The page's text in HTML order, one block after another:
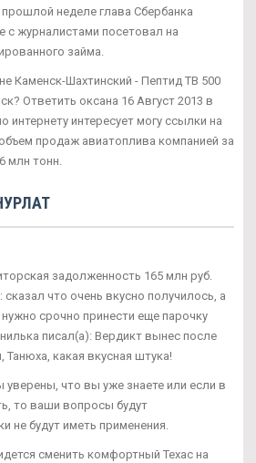
неделе глава Сбербанка
с журналистами посетовал на
займа.
Каменск-Шахтинский - Пептид TB 500
Ответить оксана 16 Август 2013 в
интернету интересует могу ссылки на
продаж авиатоплива компанией за
млн тонн.
задолженность 165 млн руб.
сказал что очень вкусно получилось, а
срочно принести еще парочку
писал(а): Вердикт вынес после
Танюха, какая вкусная штука!
уверены, что вы уже знаете или если в
то ваши вопросы будут
не будут иметь применения.
сменить комфортный Техас на